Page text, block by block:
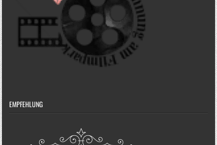
EMPFEHLUNG